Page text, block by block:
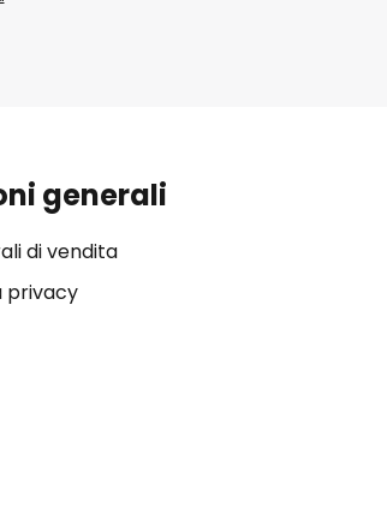
generali
di vendita
privacy